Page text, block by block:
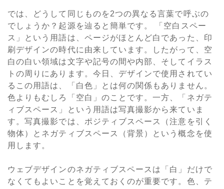
では、どうして同じものを2つの異なる言葉で呼ぶの
でしょうか？起源を辿ると簡単です。 「空白スペー
ス」という用語は、ページがほとんど白であった、印
刷デザインの時代に由来しています。したがって、空
白の白い領域は文字や記号の間や内部、そしてイラス
トの周りにあります。今日、デザインで使用されてい
るこの用語は、「白色」とは何の関係もありません。
色よりもむしろ「空白」のことです。一方、「ネガテ
ィブスペース」という用語は写真撮影から来ていま
す。写真撮影では、ポジティブスペース（注意を引く
物体）とネガティブスペース（背景）という概念を使
用します。
ウェブデザインのネガティブスペースは「白」だけで
なくてもよいことを覚えておくのが重要です。色、テ